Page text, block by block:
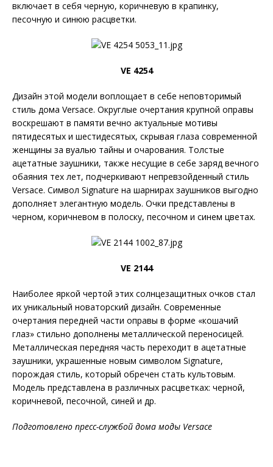
включает в себя черную, коричневую в крапинку,
песочную и синюю расцветки.
VE 4254
Дизайн этой модели воплощает в себе неповторимый
стиль дома Versace. Округлые очертания крупной оправы
воскрешают в памяти вечно актуальные мотивы
пятидесятых и шестидесятых, скрывая глаза современной
женщины за вуалью тайны и очарования. Толстые
ацетатные заушники, также несущие в себе заряд вечного
обаяния тех лет, подчеркивают непревзойденный стиль
Versace. Символ Signature на шарнирах заушников выгодно
дополняет элегантную модель. Очки представлены в
черном, коричневом в полоску, песочном и синем цветах.
VE 2144
Наиболее яркой чертой этих солнцезащитных очков стал
их уникальный новаторский дизайн. Современные
очертания передней части оправы в форме «кошачий
глаз» стильно дополнены металлической переносицей.
Металлическая передняя часть переходит в ацетатные
заушники, украшенные новым символом Signature,
порождая стиль, который обречен стать культовым.
Модель представлена в различных расцветках: черной,
коричневой, песочной, синей и др.
Подготовлено пресс-службой дома моды Versace